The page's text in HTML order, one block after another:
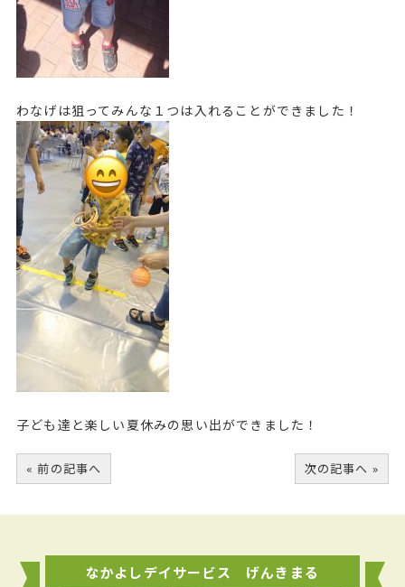
わなげは狙ってみんな１つは入れることができました！
子ども達と楽しい夏休みの思い出ができました！
« 前の記事へ 次の記事へ »
なかよしデイサービス げんきまる